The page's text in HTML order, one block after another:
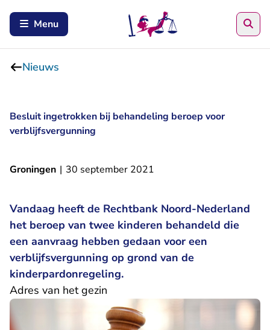
Menu
Nieuws
Besluit ingetrokken bij behandeling beroep voor
verblijfsvergunning
Groningen | 30 september 2021
Vandaag heeft de Rechtbank Noord-Nederland
het beroep van twee kinderen behandeld die
een aanvraag hebben gedaan voor een
verblijfsvergunning op grond van de
kinderpardonregeling.
Adres van het gezin